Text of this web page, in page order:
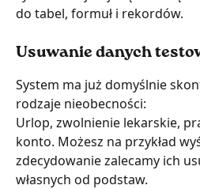
do tabel, formuł i rekordów.
Usuwanie danych
System ma już domyślnie
rodzaje nieobecności:
Urlop, zwolnienie lekarskie,
konto. Możesz na przykład
zdecydowanie zalecamy ich
własnych od podstaw.